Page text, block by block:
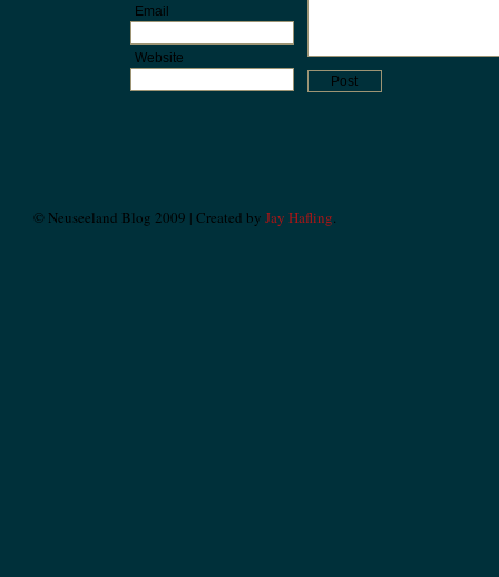
Email
Website
© Neuseeland Blog 2009 | Created by Jay Hafling.